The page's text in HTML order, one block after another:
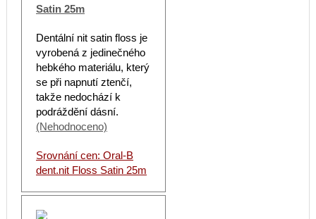
Satin 25m
Dentální nit satin floss je
vyrobená z jedinečného
hebkého materiálu, který
se při napnutí ztenčí,
takže nedochází k
podráždění dásní.
(Nehodnoceno)
Srovnání cen: Oral-B
dent.nit Floss Satin 25m